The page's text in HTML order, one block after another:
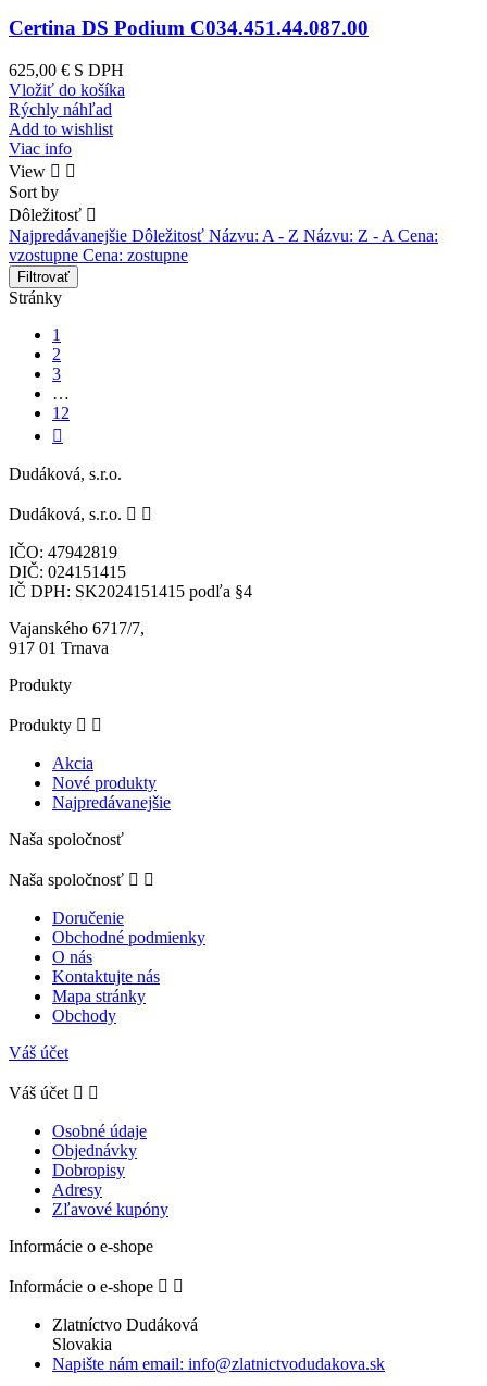
Certina DS Podium C034.451.44.087.00
625,00 € S DPH
Vložiť do košíka
Rýchly náhľad
Add to wishlist
Viac info
View  
Sort by
Dôležitosť 
Najpredávanejšie Dôležitosť Názvu: A - Z Názvu: Z - A Cena:
vzostupne Cena: zostupne
Filtrovať
Stránky
1
2
3
…
12

Dudáková, s.r.o.
Dudáková, s.r.o.  
IČO: 47942819
DIČ: 024151415
IČ DPH: SK2024151415 podľa §4
Vajanského 6717/7,
917 01 Trnava
Produkty
Produkty  
Akcia
Nové produkty
Najpredávanejšie
Naša spoločnosť
Naša spoločnosť  
Doručenie
Obchodné podmienky
O nás
Kontaktujte nás
Mapa stránky
Obchody
Váš účet
Váš účet  
Osobné údaje
Objednávky
Dobropisy
Adresy
Zľavové kupóny
Informácie o e-shope
Informácie o e-shope  
Zlatníctvo Dudáková
Slovakia
Napište nám email: info@zlatnictvodudakova.sk